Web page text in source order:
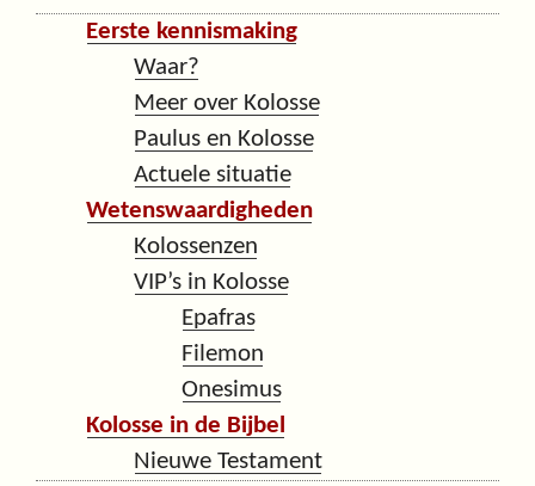
Eerste kennismaking
Waar?
Meer over Kolosse
Paulus en Kolosse
Actuele situatie
Wetenswaardigheden
Kolossenzen
VIP’s in Kolosse
Epafras
Filemon
Onesimus
Kolosse in de Bijbel
Nieuwe Testament